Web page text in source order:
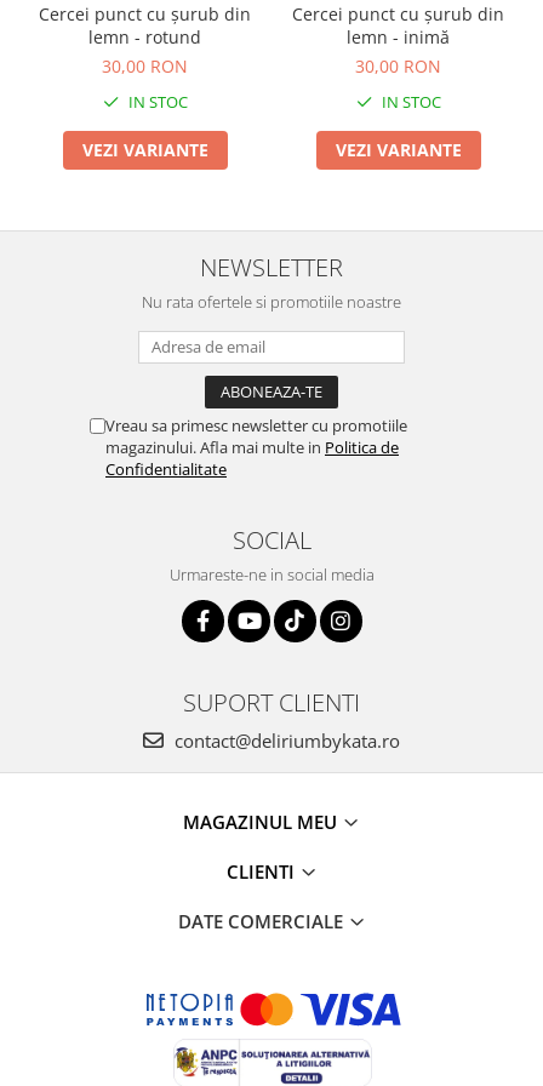
Cercei punct cu șurub din
lemn - rotund
30,00 RON
IN STOC
VEZI VARIANTE
Cercei punct cu șurub din
lemn - inimă
30,00 RON
IN STOC
VEZI VARIANTE
NEWSLETTER
Nu rata ofertele si promotiile noastre
Vreau sa primesc newsletter cu promotiile
magazinului. Afla mai multe in Politica de
Confidentialitate
SOCIAL
Urmareste-ne in social media
SUPORT CLIENTI
contact@deliriumbykata.ro
MAGAZINUL MEU
CLIENTI
DATE COMERCIALE